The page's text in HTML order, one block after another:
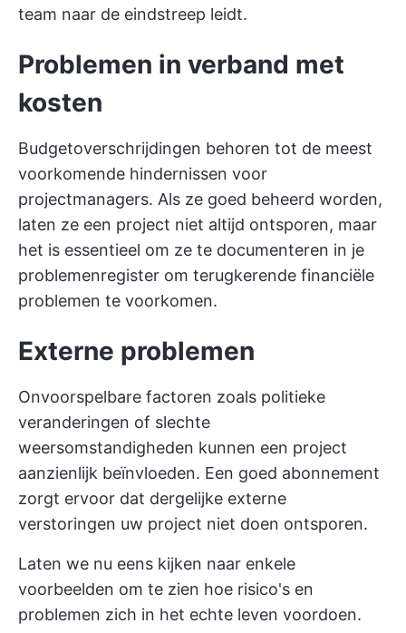
team naar de eindstreep leidt.
Problemen in verband met
kosten
Budgetoverschrijdingen behoren tot de meest
voorkomende hindernissen voor
projectmanagers. Als ze goed beheerd worden,
laten ze een project niet altijd ontsporen, maar
het is essentieel om ze te documenteren in je
problemenregister om terugkerende financiële
problemen te voorkomen.
Externe problemen
Onvoorspelbare factoren zoals politieke
veranderingen of slechte
weersomstandigheden kunnen een project
aanzienlijk beïnvloeden. Een goed abonnement
zorgt ervoor dat dergelijke externe
verstoringen uw project niet doen ontsporen.
Laten we nu eens kijken naar enkele
voorbeelden om te zien hoe risico's en
problemen zich in het echte leven voordoen.